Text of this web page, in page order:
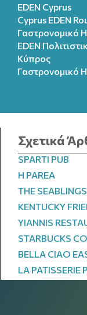
EDEN Cyprus
Cyprus EDEN
Γαστρονομικό
EDEN
Κύπρος
Γαστρονομικό
Σχετικά
SPARTI PUB
H PAREA
THE
KENTUCKY
YIANNIS
STARBUCKS
BELLA CIAO
LA PATISSERIE